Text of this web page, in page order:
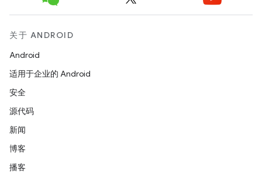
关于 ANDROID
Android
适用于企业的 Android
安全
源代码
新闻
博客
播客